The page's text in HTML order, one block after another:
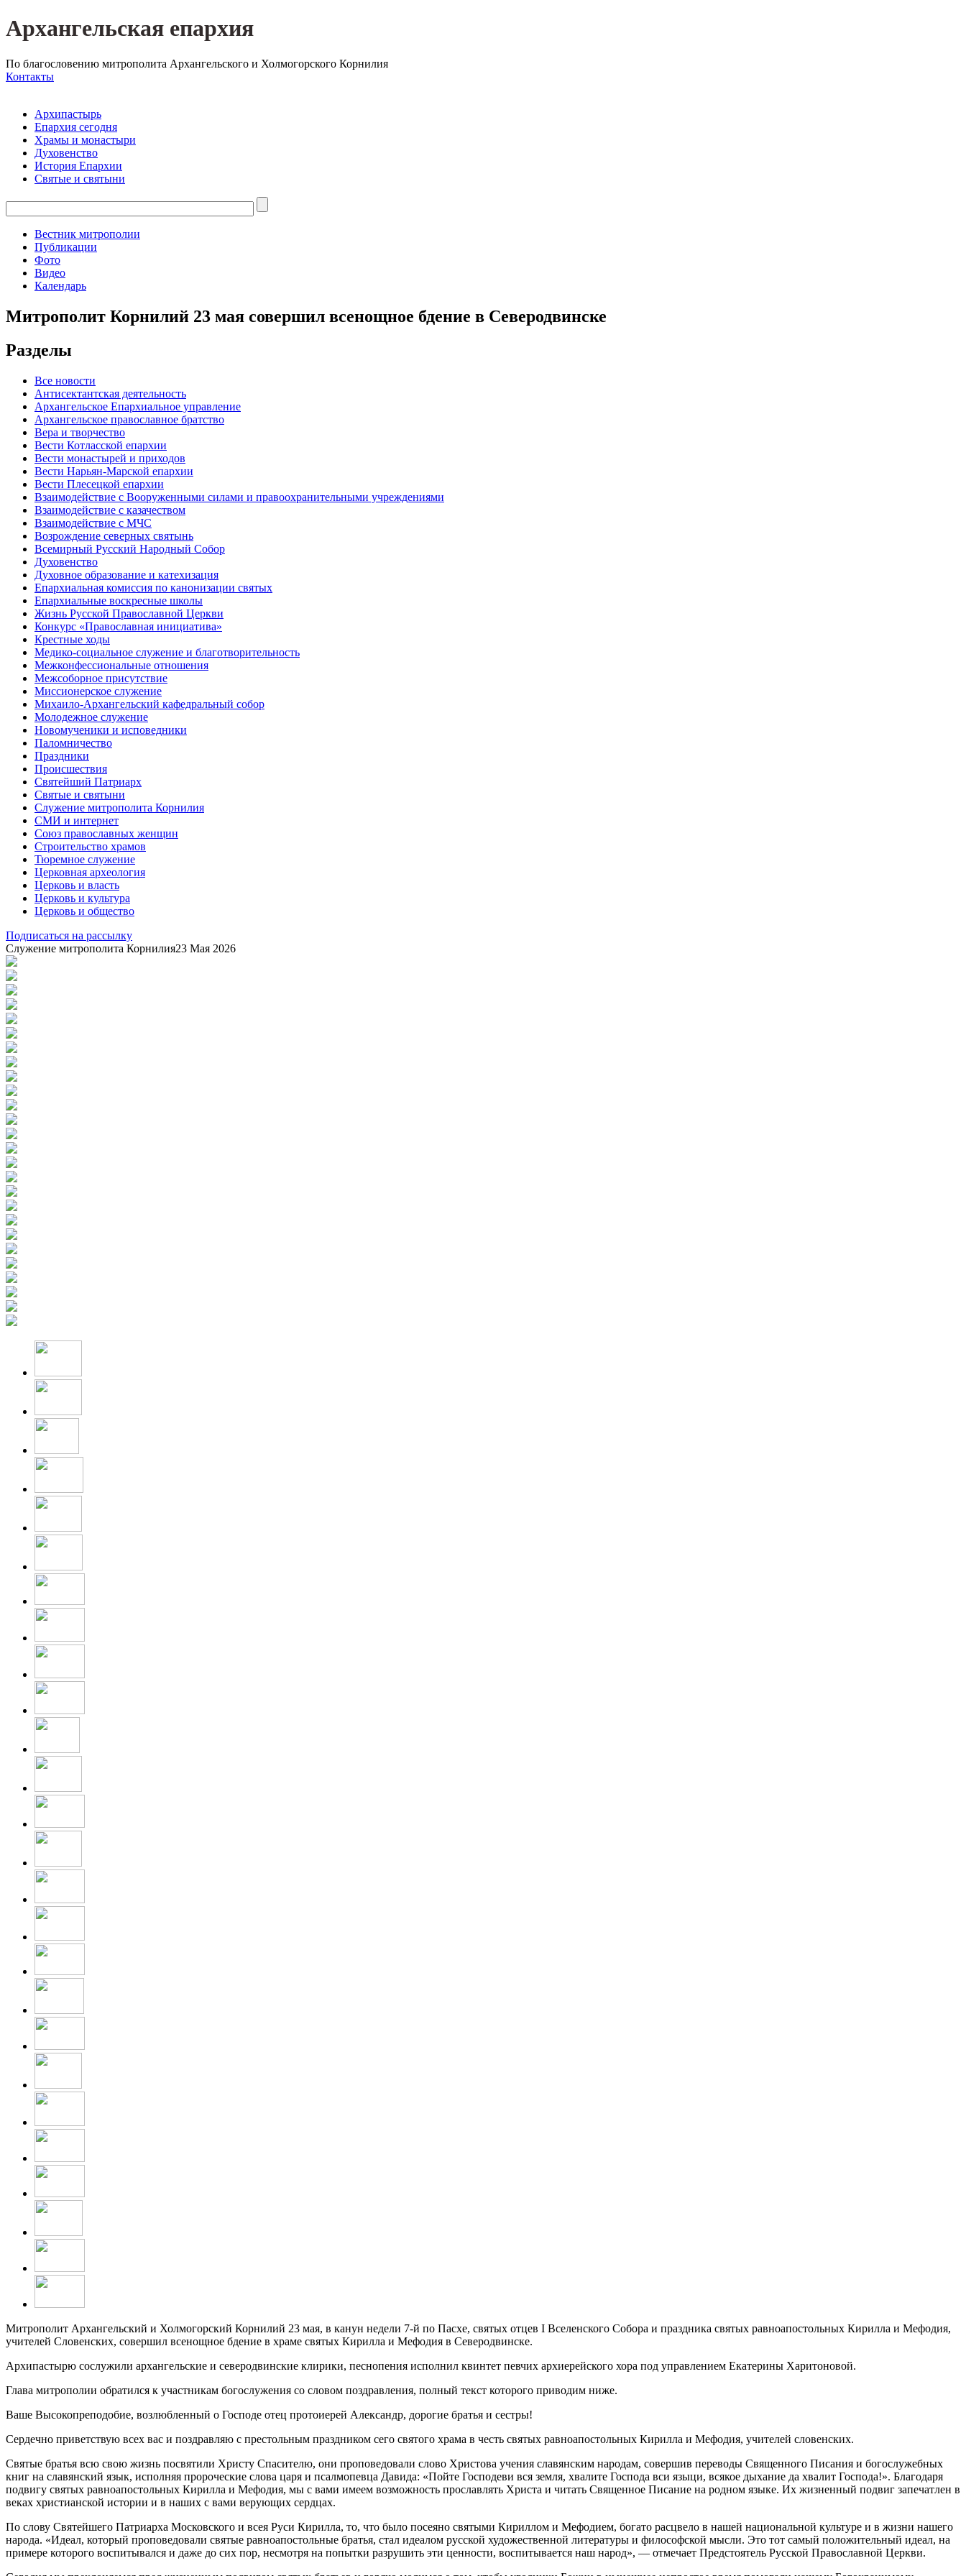
Архангельская епархия
По благословению митрополита Архангельского и Холмогорского Корнилия
Контакты
Архипастырь
Епархия сегодня
Храмы и монастыри
Духовенство
История Епархии
Святые и святыни
Вестник митрополии
Публикации
Фото
Видео
Календарь
Митрополит Корнилий 23 мая совершил всенощное бдение в Северодвинске
Разделы
Все новости
Антисектантская деятельность
Архангельское Епархиальное управление
Архангельское православное братство
Вера и творчество
Вести Котласской епархии
Вести монастырей и приходов
Вести Нарьян-Марской епархии
Вести Плесецкой епархии
Взаимодействие с Вооруженными силами и правоохранительными учреждениями
Взаимодействие с казачеством
Взаимодействие с МЧС
Возрождение северных святынь
Всемирный Русский Народный Собор
Духовенство
Духовное образование и катехизация
Епархиальная комиссия по канонизации святых
Епархиальные воскресные школы
Жизнь Русской Православной Церкви
Конкурс «Православная инициатива»
Крестные ходы
Медико-социальное служение и благотворительность
Межконфессиональные отношения
Межсоборное присутствие
Миссионерское служение
Михаило-Архангельский кафедральный собор
Молодежное служение
Новомученики и исповедники
Паломничество
Праздники
Происшествия
Святейший Патриарх
Святые и святыни
Служение митрополита Корнилия
СМИ и интернет
Союз православных женщин
Строительство храмов
Тюремное служение
Церковная археология
Церковь и власть
Церковь и культура
Церковь и общество
Подписаться на рассылку
Служение митрополита Корнилия23 Мая 2026
Митрополит Архангельский и Холмогорский Корнилий 23 мая, в канун недели 7-й по Пасхе, святых отцев I Вселенского Собора и праздника святых равноапостольных Кирилла и Мефодия,
учителей Словенских, совершил всенощное бдение в храме святых Кирилла и Мефодия в Северодвинске.
Архипастырю сослужили архангельские и северодвинские клирики, песнопения исполнил квинтет певчих архиерейского хора под управлением Екатерины Харитоновой.
Глава митрополии обратился к участникам богослужения со словом поздравления, полный текст которого приводим ниже.
Ваше Высокопреподобие, возлюбленный о Господе отец протоиерей Александр, дорогие братья и сестры!
Сердечно приветствую всех вас и поздравляю с престольным праздником сего святого храма в честь святых равноапостольных Кирилла и Мефодия, учителей словенских.
Святые братья всю свою жизнь посвятили Христу Спасителю, они проповедовали слово Христова учения славянским народам, совершив переводы Священного Писания и богослужебных
книг на славянский язык, исполняя пророческие слова царя и псалмопевца Давида: «Пойте Господеви вся земля, хвалите Господа вси языци, всякое дыхание да хвалит Господа!». Благодаря
подвигу святых равноапостольных Кирилла и Мефодия, мы с вами имеем возможность прославлять Христа и читать Священное Писание на родном языке. Их жизненный подвиг запечатлен в
веках христианской истории и в наших с вами верующих сердцах.
По слову Святейшего Патриарха Московского и всея Руси Кирилла, то, что было посеяно святыми Кириллом и Мефодием, богато расцвело в нашей национальной культуре и в жизни нашего
народа. «Идеал, который проповедовали святые равноапостольные братья, стал идеалом русской художественной литературы и философской мысли. Это тот самый положительный идеал, на
примере которого воспитывался и даже до сих пор, несмотря на попытки разрушить эти ценности, воспитывается наш народ», — отмечает Предстоятель Русской Православной Церкви.